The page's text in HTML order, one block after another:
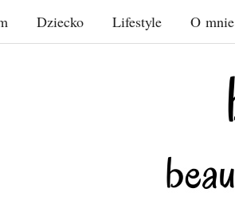
Dziecko Lifestyle O mnie